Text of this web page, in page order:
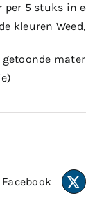
per 5 stuks in
kleuren
getoonde